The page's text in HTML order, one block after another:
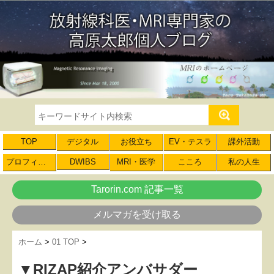
TOP デジタル お役立ち EV・テスラ 課外活動
プロフィール DWIBS MRI・医学 こころ 私の人生
Tarorin.com 記事一覧
メルマガを受け取る
ホーム > 01 TOP >
▼RIZAP紹介アンバサダー